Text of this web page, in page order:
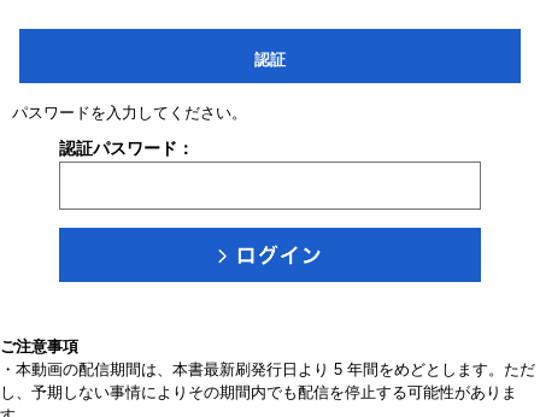
認証
パスワードを入力してください。
認証パスワード：
ご注意事項
・本動画の配信期間は、本書最新刷発行日より 5 年間をめどとします。ただ
し、予期しない事情によりその期間内でも配信を停止する可能性がありま